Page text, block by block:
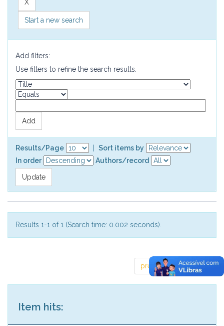
Start a new search
Add filters:
Use filters to refine the search results.
Results/Page
Sort items by
In order
Authors/record
Results 1-1 of 1 (Search time: 0.002 seconds).
previous 1 next
Item hits: